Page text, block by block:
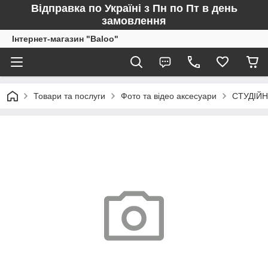
Відправка по Україні з Пн по Пт в день
замовлення
Інтернет-магазин "Baloo"
Товари та послуги Фото та відео аксесуари